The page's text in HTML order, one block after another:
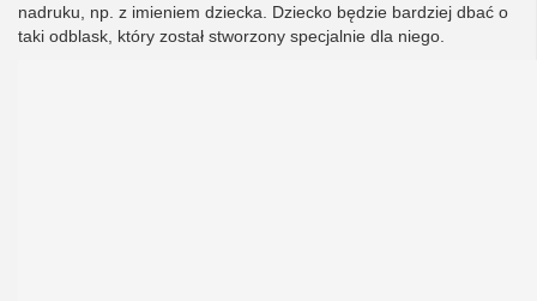
nadruku, np. z imieniem dziecka. Dziecko będzie bardziej dbać o
taki odblask, który został stworzony specjalnie dla niego.